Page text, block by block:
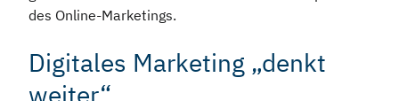
des Online-Marketings.
Digitales Marketing „denkt
weiter“